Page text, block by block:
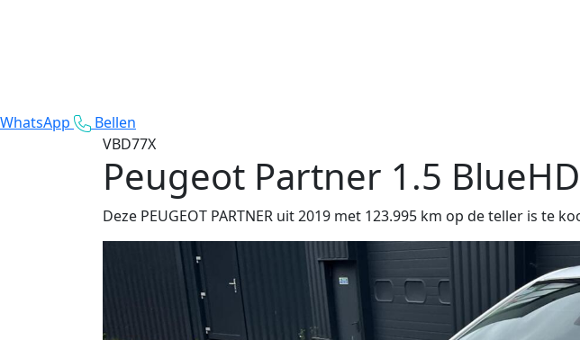
WhatsApp
Bellen
VBD77X
Peugeot Partner 1.5
Deze PEUGEOT PARTNER uit 2019 met 123.995 km op de teller is te